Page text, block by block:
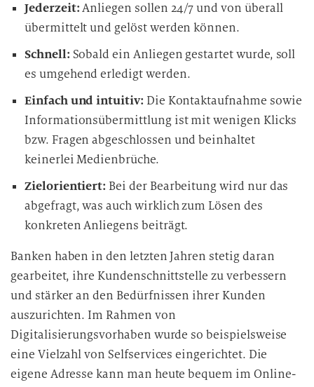
Jederzeit:Anliegen sollen 24/7 und von überall
übermittelt und gelöst werden können.
Schnell: Sobald ein Anliegen gestartet wurde, soll
es umgehend erledigt werden.
Einfach und intuitiv: Die Kontaktaufnahme sowie
Informationsübermittlung ist mit wenigen Klicks
bzw. Fragen abgeschlossen und beinhaltet
keinerlei Medienbrüche.
Zielorientiert: Bei der Bearbeitung wird nur das
abgefragt, was auch wirklich zum Lösen des
konkreten Anliegens beiträgt.
Banken haben in den letzten Jahren stetig daran
gearbeitet, ihre Kundenschnittstelle zu verbessern
und stärker an den Bedürfnissen ihrer Kunden
auszurichten. Im Rahmen von
Digitalisierungsvorhaben wurde so beispielsweise
eine Vielzahl von Selfservices eingerichtet. Die
eigene Adresse kann man heute bequem im Online-